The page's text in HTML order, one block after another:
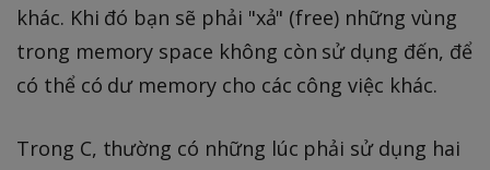
khác. Khi đó bạn sẽ phải "xả" (free) những vùng
trong memory space không còn sử dụng đến, để
có thể có dư memory cho các công việc khác.
Trong C, thường có những lúc phải sử dụng hai